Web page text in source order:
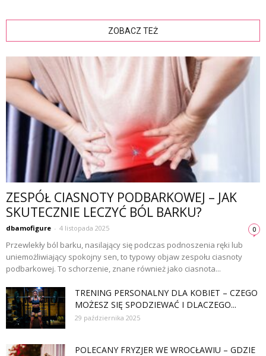
ZOBACZ TEŻ
ZESPÓŁ CIASNOTY PODBARKOWEJ – JAK
SKUTECZNIE LECZYĆ BÓL BARKU?
dbamofigure - 4 listopada 2025 0
Przewlekły ból barku, nasilający się podczas podnoszenia ręki lub
uniemożliwiający spokojny sen, to typowy objaw zespołu ciasnoty
podbarkowej. To schorzenie, znane również jako ciasnota...
TRENING PERSONALNY DLA KOBIET – CZEGO
MOŻESZ SIĘ SPODZIEWAĆ I DLACZEGO...
29 października 2025
POLECANY FRYZJER WE WROCŁAWIU – GDZIE